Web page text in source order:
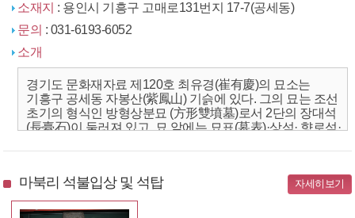
소재지 : 용인시 기흥구 고매로131번지 17-7(공세동)
문의 : 031-6193-6052
소개
경기도 문화재자료 제120호 최유경(崔有慶)의 묘소는
기흥구 공세동 자봉산(紫鳳山) 기슭에 있다. 그의 묘는 조선
초기의 형식인 방형상분묘 (方形雙墳墓)로서 2단의 장대석
(長臺石)이 둘러져 있고, 묘 앞에는 묘표(墓表)·상석· 향로석·
마북리 석불입상 및 석탑 자세히보기